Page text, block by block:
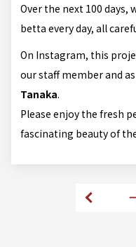
Over the next 100 days,
betta every day, all
On Instagram, this
our staff member and
Tanaka.
Please enjoy the fresh
fascinating beauty of
前のペ